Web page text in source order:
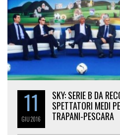
11
GIU2016
SKY: SERIE B DA
SPETTATORI MEDI
TRAPANI-PESCARA